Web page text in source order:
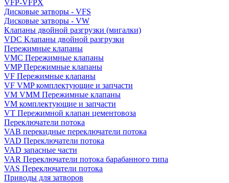
VFP-VFPX
Дисковые затворы - VFS
Дисковые затворы - VW
Клапаны двойной разгрузки (мигалки)
VDC Клапаны двойной разгрузки
Пережимные клапаны
VMC Пережимные клапаны
VMP Пережимные клапаны
VF Пережимные клапаны
VF VMP комплектующие и запчасти
VM VMM Пережимные клапаны
VM комплектующие и запчасти
VT Пережимной клапан цементовоза
Переключатели потока
VAB перекидные переключатели потока
VAD Переключатели потока
VAD запасные части
VAR Переключатели потока барабанного типа
VAS Переключатели потока
Приводы для затворов